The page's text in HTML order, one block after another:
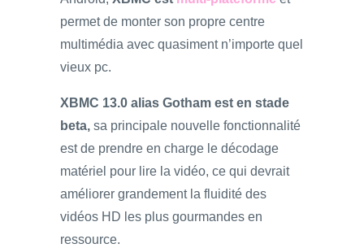
permet de monter son propre centre
multimédia avec quasiment n’importe quel
vieux pc.
XBMC 13.0 alias Gotham est en stade
beta, sa principale nouvelle fonctionnalité
est de prendre en charge le décodage
matériel pour lire la vidéo, ce qui devrait
améliorer grandement la fluidité des
vidéos HD les plus gourmandes en
ressource.